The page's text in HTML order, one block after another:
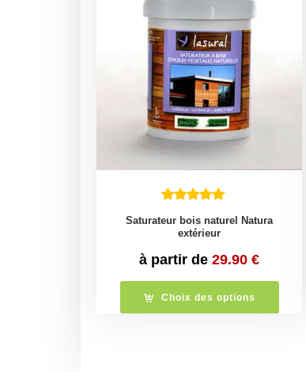
Saturateur bois naturel Natura
extérieur
à partir de 29.90 €
Choix des options